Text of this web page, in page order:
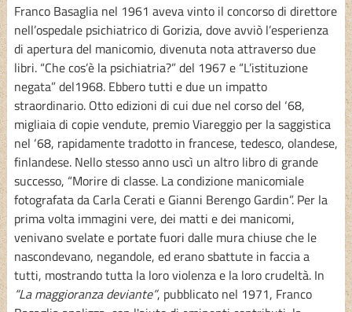
Franco Basaglia nel 1961 aveva vinto il concorso di direttore
nell’ospedale psichiatrico di Gorizia, dove avviò l’esperienza
di apertura del manicomio, divenuta nota attraverso due
libri. “Che cos’è la psichiatria?” del 1967 e “L’istituzione
negata” del1968. Ebbero tutti e due un impatto
straordinario. Otto edizioni di cui due nel corso del ‘68,
migliaia di copie vendute, premio Viareggio per la saggistica
nel ‘68, rapidamente tradotto in francese, tedesco, olandese,
finlandese. Nello stesso anno uscì un altro libro di grande
successo, “Morire di classe. La condizione manicomiale
fotografata da Carla Cerati e Gianni Berengo Gardin”. Per la
prima volta immagini vere, dei matti e dei manicomi,
venivano svelate e portate fuori dalle mura chiuse che le
nascondevano, negandole, ed erano sbattute in faccia a
tutti, mostrando tutta la loro violenza e la loro crudeltà. In
“La maggioranza deviante”, pubblicato nel 1971, Franco